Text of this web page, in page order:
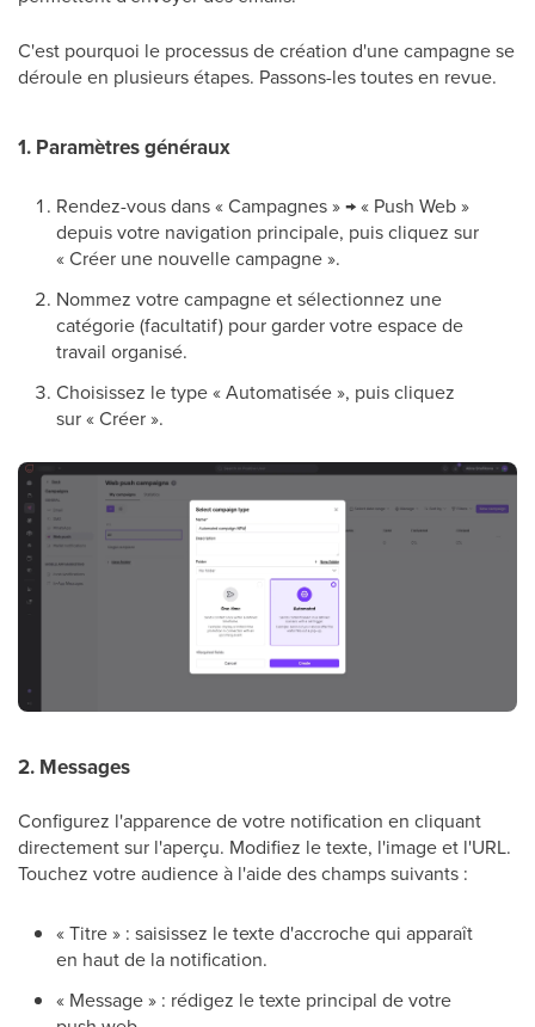
C'est pourquoi le processus de création d'une campagne se
déroule en plusieurs étapes. Passons-les toutes en revue.
1. Paramètres généraux
Rendez-vous dans « Campagnes » → « Push Web »
depuis votre navigation principale, puis cliquez sur
« Créer une nouvelle campagne ».
Nommez votre campagne et sélectionnez une
catégorie (facultatif) pour garder votre espace de
travail organisé.
Choisissez le type « Automatisée », puis cliquez
sur « Créer ».
2. Messages
Configurez l'apparence de votre notification en cliquant
directement sur l'aperçu. Modifiez le texte, l'image et l'URL.
Touchez votre audience à l'aide des champs suivants :
« Titre » : saisissez le texte d'accroche qui apparaît
en haut de la notification.
« Message » : rédigez le texte principal de votre